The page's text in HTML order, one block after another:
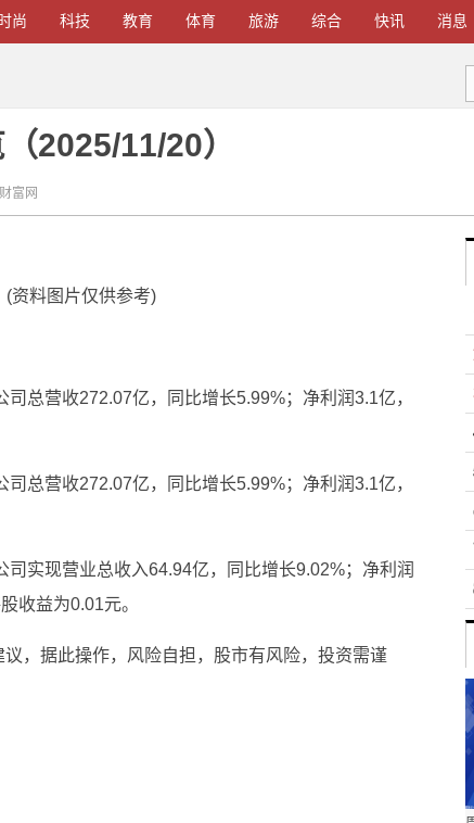
时尚 科技 教育 体育 旅游 综合 快讯 消息
2025/11/20）
富网
(资料图片仅供参考)
总营收272.07亿，同比增长5.99%；净利润3.1亿，
总营收272.07亿，同比增长5.99%；净利润3.1亿，
司实现营业总收入64.94亿，同比增长9.02%；净利润
收益为0.01元。
，据此操作，风险自担，股市有风险，投资需谨